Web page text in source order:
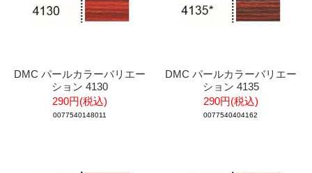
DMC パールカラーバリエー
ション 4130
290円(税込)
0077540148011
DMC パールカラーバリエー
ション 4135
290円(税込)
0077540404162